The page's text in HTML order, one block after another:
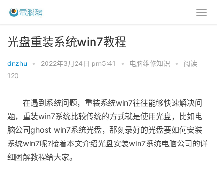
光盘重装系统win7教程
dnzhu • 2022年3月24日 pm5:41 • 电脑维修知识 •
阅读
120
在遇到系统问题，重装系统win7往往能够快速解决问
题，重装win7系统比较传统的方式就是使用光盘，比如电
脑公司ghost win7系统光盘，那刻录好的光盘要如何安装
系统win7呢?接着本文介绍光盘安装win7系统电脑公司的详
细图解教程给大家。